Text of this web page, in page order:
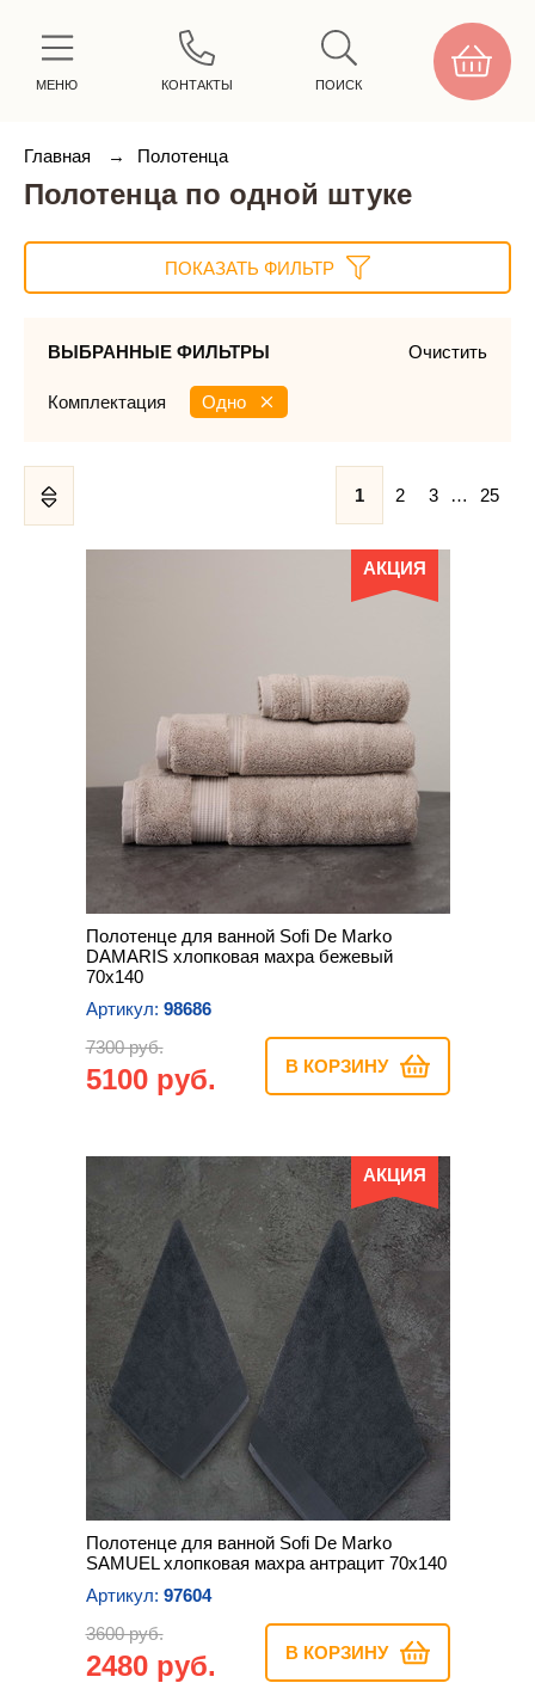
МЕНЮ КОНТАКТЫ ПОИСК
Главная → Полотенца
Полотенца по одной штуке
ПОКАЗАТЬ ФИЛЬТР
ВЫБРАННЫЕ ФИЛЬТРЫ Очистить
Комплектация Одно
1 2 3 … 25
АКЦИЯ
Полотенце для ванной Sofi De Marko
DAMARIS хлопковая махра бежевый
70х140
Артикул: 98686
7300 руб.
5100 руб. В КОРЗИНУ
АКЦИЯ
Полотенце для ванной Sofi De Marko
SAMUEL хлопковая махра антрацит 70х140
Артикул: 97604
3600 руб.
2480 руб. В КОРЗИНУ